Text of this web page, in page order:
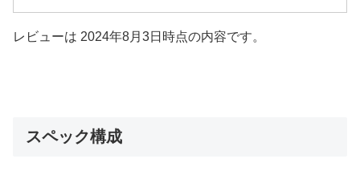
レビューは 2024年8月3日時点の内容です。
スペック構成